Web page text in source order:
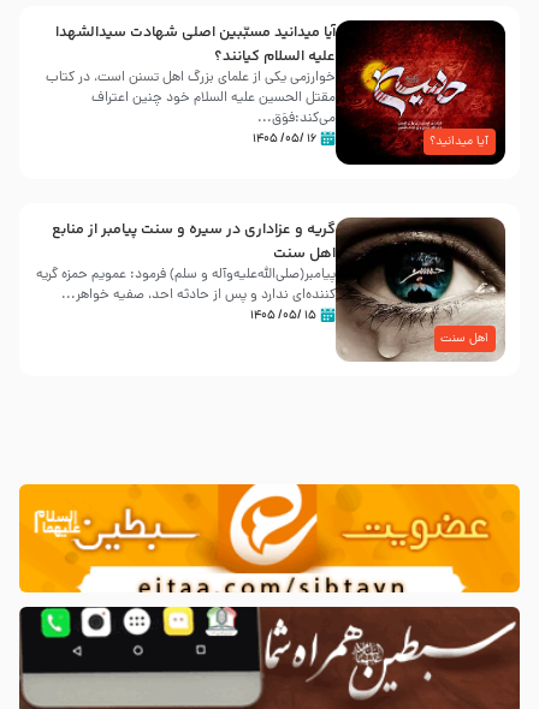
آیا میدانید؟
آیا میدانید مسبّبین اصلی شهادت سیدالشهدا
علیه ‌السلام کیانند؟
خوارزمی یکی از علمای بزرگ اهل تسنن است، در کتاب
مقتل الحسین علیه ‌السلام خود چنین اعتراف
می‌کند:فوَق...
۱۶ /۰۵/ ۱۴۰۵
اهل سنت
گریه و عزاداری در سیره و سنت پیامبر از منابع
اهل سنت
پیامبر(صلی‌الله‌علیه‌وآله و سلم) فرمود: عمویم حمزه گریه
کننده‌ای ندارد و پس از حادثه احد، صفیه خواهر...
۱۵ /۰۵/ ۱۴۰۵